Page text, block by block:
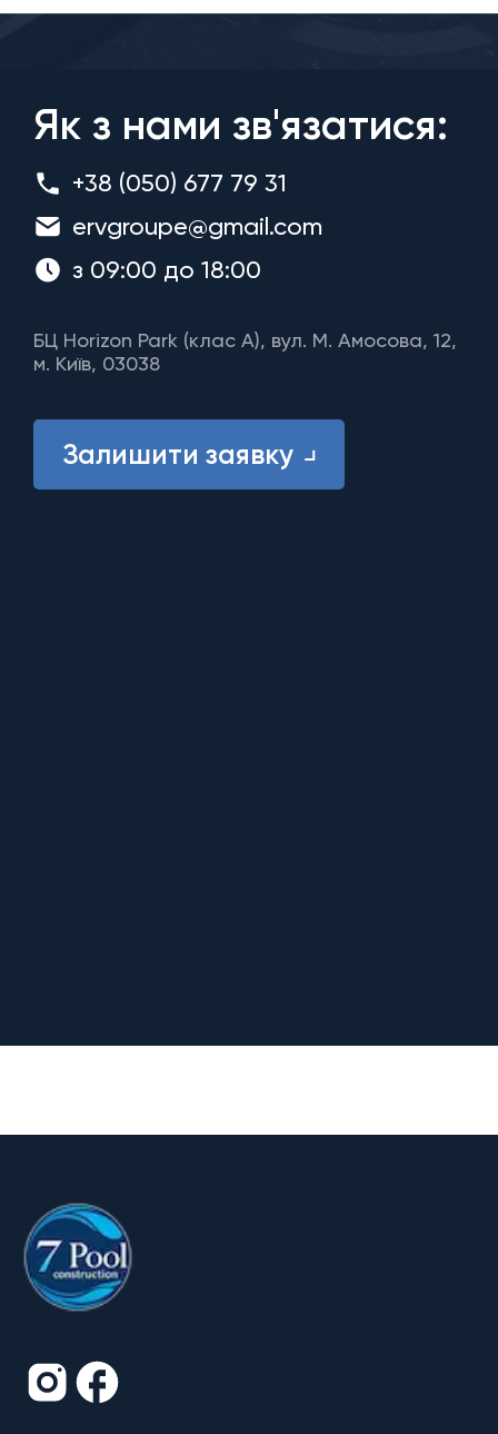
Як з нами зв'язатися:
+38 (050) 677 79 31
ervgroupe@gmail.com
з 09:00 до 18:00
БЦ Horizon Park (клас A), вул. М. Амосова, 12,
м. Київ, 03038
Залишити заявку